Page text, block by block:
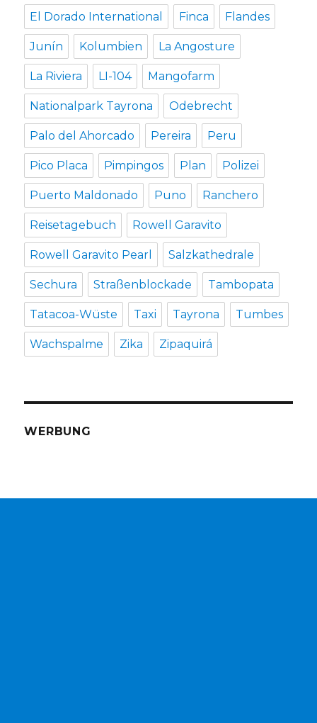
El Dorado International Finca Flandes
Junín Kolumbien La Angosture
La Riviera LI-104 Mangofarm
Nationalpark Tayrona Odebrecht
Palo del Ahorcado Pereira Peru
Pico Placa Pimpingos Plan Polizei
Puerto Maldonado Puno Ranchero
Reisetagebuch Rowell Garavito
Rowell Garavito Pearl Salzkathedrale
Sechura Straßenblockade Tambopata
Tatacoa-Wüste Taxi Tayrona Tumbes
Wachspalme Zika Zipaquirá
WERBUNG